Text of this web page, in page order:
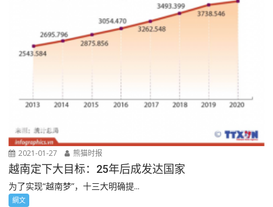
2021-01-27 熊猫时报
越南定下大目标：25年后成发达国家
为了实现“越南梦”，十三大明确提...
網文